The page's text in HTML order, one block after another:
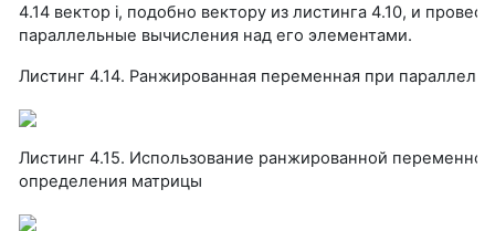
4.14 вектор i, подобно вектору из листинга 4.10, и
параллельные вычисления над его элементами.
Листинг 4.14. Ранжированная переменная при
Листинг 4.15. Использование ранжированной
определения матрицы